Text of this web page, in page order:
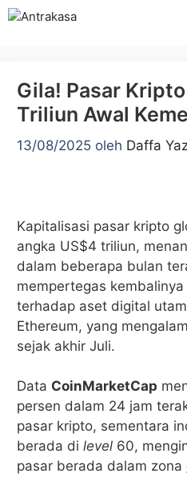
Langsung
Gila! Pasar
Triliun Awal
13/08/2025 oleh Daffa
Kapitalisasi pasar kripto
angka US$4 triliun,
dalam beberapa bulan
mempertegas
terhadap aset digital
Ethereum, yang
sejak akhir Juli.
Data CoinMarketCap
persen dalam 24 jam
pasar kripto, sementara
berada di level 60,
pasar berada dalam zona